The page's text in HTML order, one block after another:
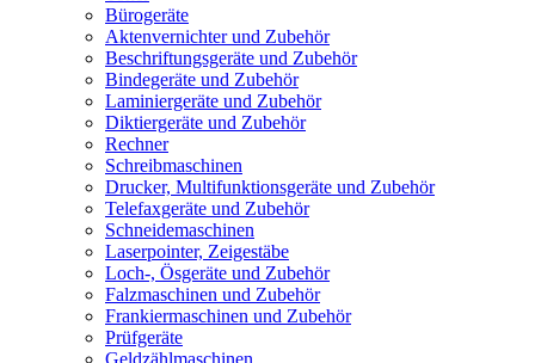
Bürogeräte
Aktenvernichter und Zubehör
Beschriftungsgeräte und Zubehör
Bindegeräte und Zubehör
Laminiergeräte und Zubehör
Diktiergeräte und Zubehör
Rechner
Schreibmaschinen
Drucker, Multifunktionsgeräte und Zubehör
Telefaxgeräte und Zubehör
Schneidemaschinen
Laserpointer, Zeigestäbe
Loch-, Ösgeräte und Zubehör
Falzmaschinen und Zubehör
Frankiermaschinen und Zubehör
Prüfgeräte